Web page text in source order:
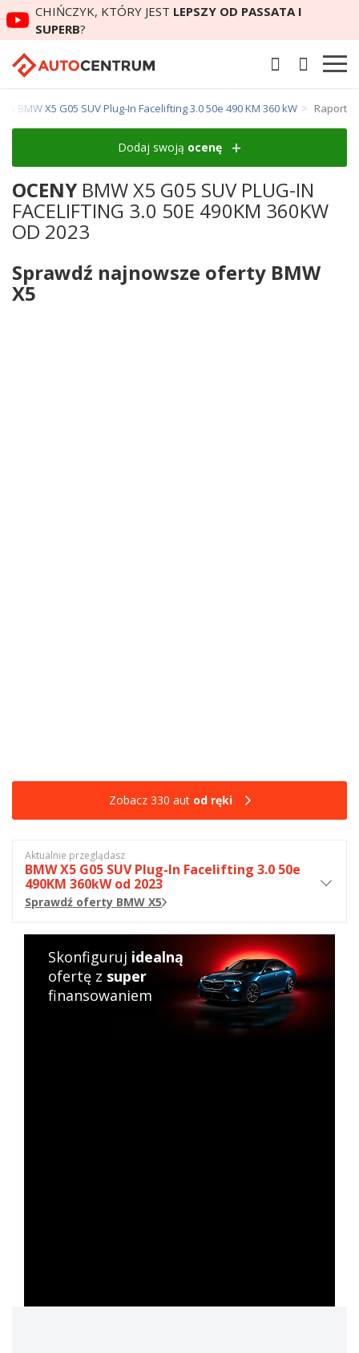
CHIŃCZYK, KTÓRY JEST LEPSZY OD PASSATA I
SUPERB?
BMW X5 G05 SUV Plug-In Facelifting 3.0 50e 490 KM 360 kW Raport
Dodaj swoją ocenę
OCENY BMW X5 G05 SUV PLUG-IN
FACELIFTING 3.0 50E 490KM 360KW
OD 2023
Sprawdź najnowsze oferty BMW
X5
Zobacz 330 aut od ręki
Aktualnie przeglądasz
BMW X5 G05 SUV Plug-In Facelifting 3.0 50e
490KM 360kW od 2023
Sprawdź oferty BMW X5
Skonfiguruj idealną
ofertę z super
finansowaniem